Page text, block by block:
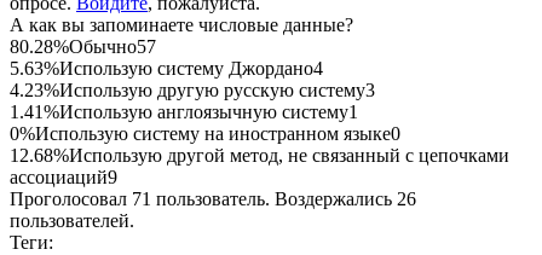
А как вы запоминаете числовые данные?
80.28%Обычно57
5.63%Использую систему Джордано4
4.23%Использую другую русскую систему3
1.41%Использую англоязычную систему1
0%Использую систему на иностранном языке0
12.68%Использую другой метод, не связанный с цепочками
ассоциаций9
Проголосовал 71 пользователь. Воздержались 26
пользователей.
Теги: